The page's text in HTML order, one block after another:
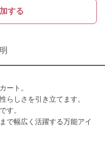
する
ート。
らしさを引き立てます。
す。
で幅広く活躍する万能アイ